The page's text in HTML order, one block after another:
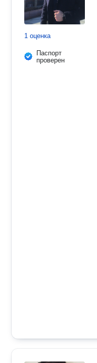
1 оценка
Паспорт
проверен